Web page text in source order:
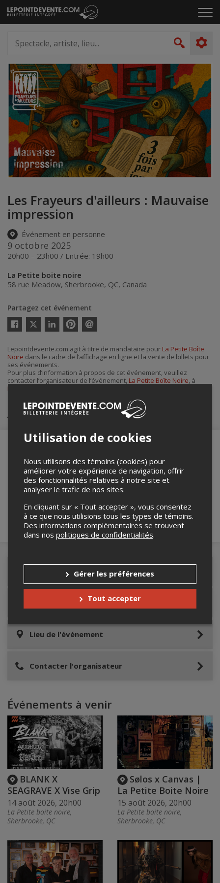
Passer
au
le
artiste,
lieu...
Les Frayeurs d'ailleurs : Mauvaise
impression
Événement en personne
9 octobre 2025
20h00 – 23h00 / Entrée: 19h00
La Petite boite noire
58 rue Meadow, Sherbrooke, QC, Canada
Partagez cet événement
Twitter
courriel
Lepointdevente.com agit à titre de mandataire pour La Petite Boîte
Noire dans le cadre de l’affichage en ligne et la vente de billets pour
ses événements.
Pour plus d’information à propos de cet événement, veuillez
contacter l’organisateur de l’événement, La Petite Boîte Noire, à
info@lapetiteboitenoire.com
Achat de billets
Merci de confirmer que vous n'êtes pas un
robot ci-bas.
Détails de l'événement
Informations relatives au stationnement
Lieu de l'événement
Contacter l'organisateur
Événements à venir
BLANK X
SEAGRAVE X Vise Grip
14 août 2026, 20h00
La Petite boite noire,
Sherbrooke, QC
Sølos x Canvas |
La Petite Boite Noire
15 août 2026, 20h00
La Petite boite noire,
Sherbrooke, QC
Utilisation de cookies
Nous utilisons des témoins (cookies) pour
améliorer votre expérience de navigation, offrir
des fonctionnalités relatives à notre site et
analyser le trafic de nos sites.
En cliquant sur « Tout accepter », vous consentez
à ce que nous utilisions tous les types de témoins.
Des informations complémentaires se trouvent
dans nos politiques de confidentialités.
Gérer les préférences
Tout accepter